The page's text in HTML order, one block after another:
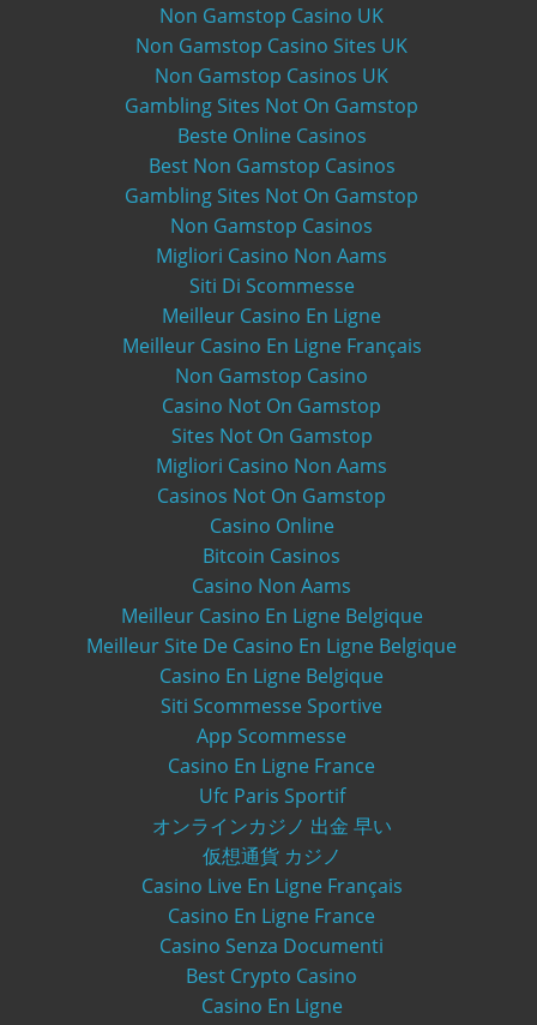
Non Gamstop Casino UK
Non Gamstop Casino Sites UK
Non Gamstop Casinos UK
Gambling Sites Not On Gamstop
Beste Online Casinos
Best Non Gamstop Casinos
Gambling Sites Not On Gamstop
Non Gamstop Casinos
Migliori Casino Non Aams
Siti Di Scommesse
Meilleur Casino En Ligne
Meilleur Casino En Ligne Français
Non Gamstop Casino
Casino Not On Gamstop
Sites Not On Gamstop
Migliori Casino Non Aams
Casinos Not On Gamstop
Casino Online
Bitcoin Casinos
Casino Non Aams
Meilleur Casino En Ligne Belgique
Meilleur Site De Casino En Ligne Belgique
Casino En Ligne Belgique
Siti Scommesse Sportive
App Scommesse
Casino En Ligne France
Ufc Paris Sportif
オンラインカジノ 出金 早い
仮想通貨 カジノ
Casino Live En Ligne Français
Casino En Ligne France
Casino Senza Documenti
Best Crypto Casino
Casino En Ligne